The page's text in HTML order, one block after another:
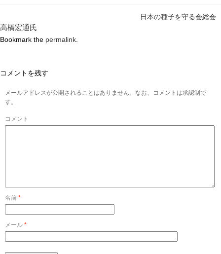
日本の種子を守る会総会
高橋宏通氏
Bookmark the permalink
コメントを残す
メールアドレスが公開されることはありません。なお、コメントは承認制で
す。
コメント
名前 *
メール *